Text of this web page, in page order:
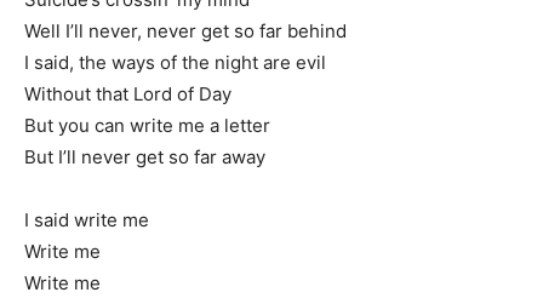
Well I’ll never, never get so far behind
I said, the ways of the night are evil
Without that Lord of Day
But you can write me a letter
But I’ll never get so far away
I said write me
Write me
Write me